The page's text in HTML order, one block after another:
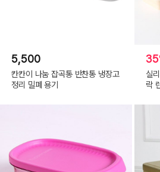
5,500
칸칸이 나눔 잡곡통 반찬통 냉장고
정리 밀폐 용기
실
락